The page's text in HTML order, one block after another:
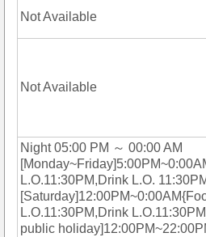
Not Available
Not Available
Night 05:00 PM ～ 00:00 AM
L.O.11:30PM,Drink L.O.
L.O.11:30PM,Drink
public